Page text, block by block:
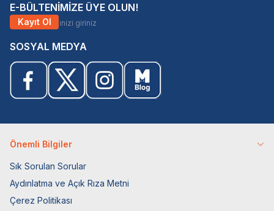
E-BÜLTENİMİZE ÜYE OLUN!
Kayıt Ol
SOSYAL MEDYA
Önemli Bilgiler
Sık Sorulan Sorular
Aydınlatma ve Açık Rıza Metni
Çerez Politikası